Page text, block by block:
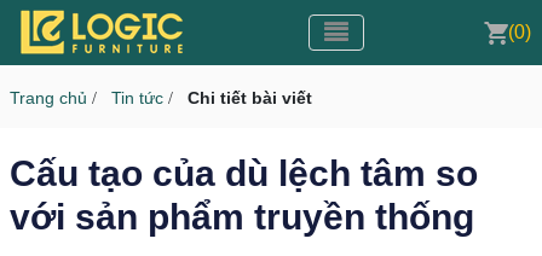
Toggle navigation
CMS v3.0 Toggle navigation(0)
Trang chủ / Tin tức / Chi tiết bài viết
Cấu tạo của dù lệch tâm so
với sản phẩm truyền thống